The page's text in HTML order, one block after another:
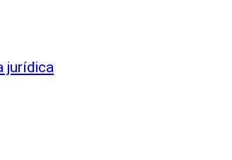
jurídica